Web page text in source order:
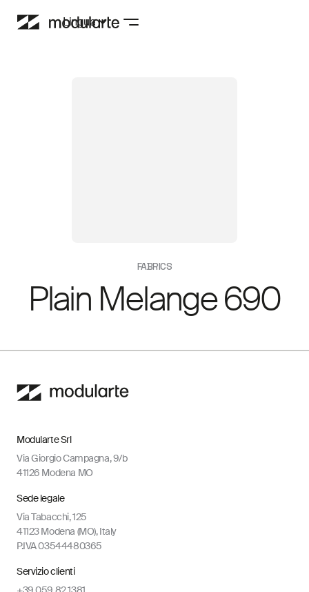
Lingua
FABRICS
Plain Melange 690
Modularte Srl
Via Giorgio Campagna, 9/b
41126 Modena MO
Sede legale
Via Tabacchi, 125
41123 Modena (MO), Italy
P.IVA 03544480365
Servizio clienti